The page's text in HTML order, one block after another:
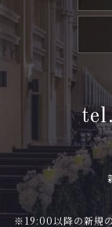
※19:00以降の新規